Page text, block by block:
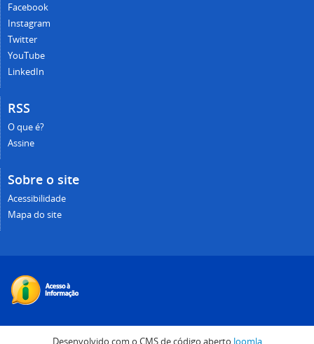
Facebook
Instagram
Twitter
YouTube
LinkedIn
RSS
O que é?
Assine
Sobre o site
Acessibilidade
Mapa do site
Desenvolvido com o CMS de código aberto Joomla